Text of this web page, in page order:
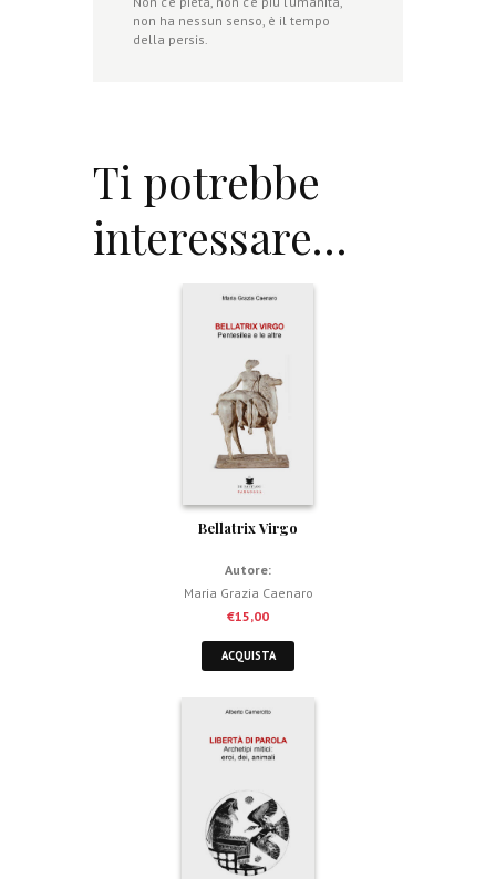
non ha nessun senso, è il tempo
della persis.
Ti potrebbe
interessare…
Bellatrix Virgo
Autore:
Maria Grazia Caenaro
€15,00
ACQUISTA